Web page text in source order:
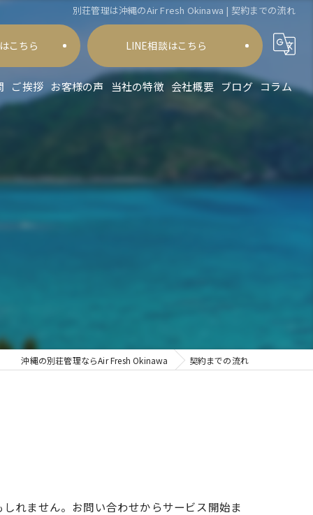
別荘管理は沖縄のAir Fresh Okinawa | 契約までの流れ
こちら LINE相談はこちら
ご挨拶 お客様の声 当社の特徴 会社概要 ブログ コラム
沖縄の別荘管理ならAir Fresh Okinawa 契約までの流れ
れません。お問い合わせからサービス開始ま